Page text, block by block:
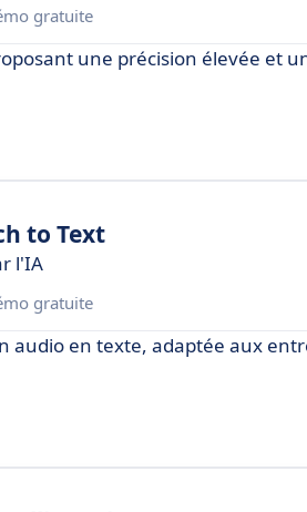
gratuite
une précision élevée et
to Text
l'IA
gratuite
audio en texte, adaptée aux